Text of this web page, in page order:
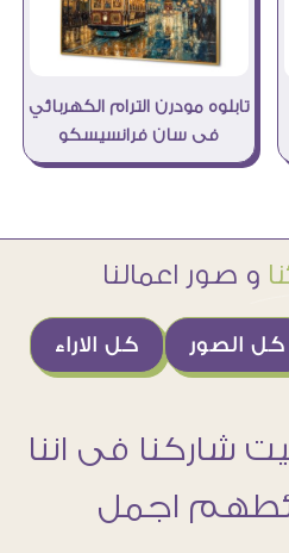
تابلوه مودرن الترام الكهربائي
فى سان فرانسيسكو
و صور اعمالنا
كل الاراء كل الصور
من 5000 بيت شاركنا فى اننا
اجمل